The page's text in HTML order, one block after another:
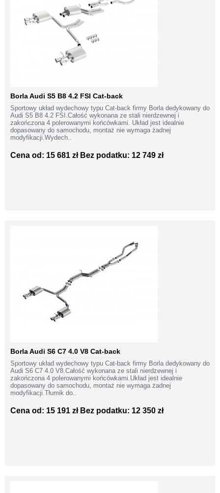
Borla Audi S5 B8 4.2 FSI Cat-back
Sportowy układ wydechowy typu Cat-back firmy Borla dedykowany do
Audi S5 B8 4.2 FSI.Całość wykonana ze stali nierdzewnej i
zakończona 4 polerowanymi końcówkami. Układ jest idealnie
dopasowany do samochodu, montaż nie wymaga żadnej
modyfikacji.Wydech..
Cena od: 15 681 zł Bez podatku: 12 749 zł
Borla Audi S6 C7 4.0 V8 Cat-back
Sportowy układ wydechowy typu Cat-back firmy Borla dedykowany do
Audi S6 C7 4.0 V8.Całość wykonana ze stali nierdzewnej i
zakończona 4 polerowanymi końcówkami.Układ jest idealnie
dopasowany do samochodu, montaż nie wymaga żadnej
modyfikacji.Tłumik do..
Cena od: 15 191 zł Bez podatku: 12 350 zł